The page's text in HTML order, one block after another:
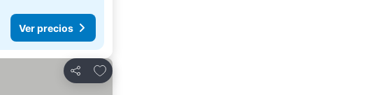
Ver precios
Compartir
Añadir a favoritos